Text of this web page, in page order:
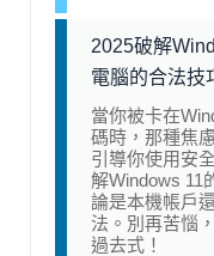
2025破解
電腦的合法技
當你被卡在
碼時，那種焦
引導你使用安
解Windows 11
論是本機帳戶
法。別再苦惱
過去式！